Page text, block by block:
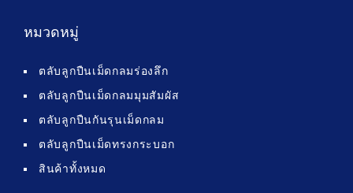
หมวดหมู่
ตลับลูกปืนเม็ดกลมร่องลึก
ตลับลูกปืนเม็ดกลมมุมสัมผัส
ตลับลูกปืนกันรุนเม็ดกลม
ตลับลูกปืนเม็ดทรงกระบอก
สินค้าทั้งหมด